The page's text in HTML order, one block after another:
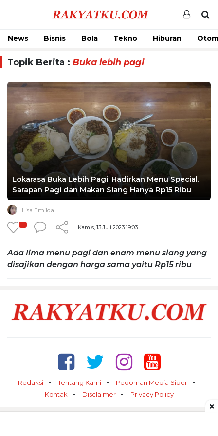
News Bisnis Bola Tekno Hiburan
Topik Berita : Buka lebih pagi
Lokarasa Buka Lebih Pagi, Hadirkan Menu Special.
Sarapan Pagi dan Makan Siang Hanya Rp15 Ribu
Lisa Emilda
1 Kamis, 13 Juli 2023 19:03
Ada lima menu pagi dan enam menu siang yang
disajikan dengan harga sama yaitu Rp15 ribu
Redaksi Tentang Kami
Pedoman Media Siber
Kontak
Disclaimer Privacy Policy
×